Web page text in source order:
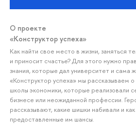
О проекте
«Конструктор успеха»
Как найти свое место в жизни, заняться
и приносит счастье? Для этого нужно
знания, которые дал университет и сама
«Конструктор успеха» мы рассказываем
школы экономики, которые реализовали
бизнесе или неожиданной профессии.
рассказывают, какие шишки набивали и
предоставленные им шансы.